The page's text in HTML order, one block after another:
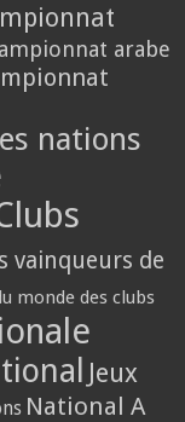
arabe
nations
vainqueurs de
monde des clubs
Jeux
National A